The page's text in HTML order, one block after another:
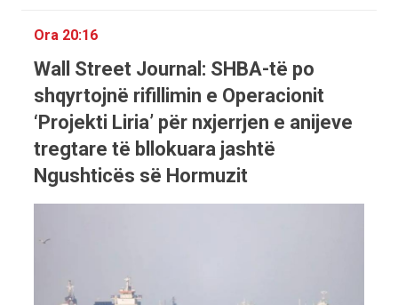
Ora 20:16
Wall Street Journal: SHBA-të po
shqyrtojnë rifillimin e Operacionit
‘Projekti Liria’ për nxjerrjen e anijeve
tregtare të bllokuara jashtë
Ngushticës së Hormuzit